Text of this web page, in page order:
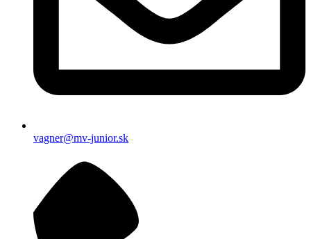
vagner@mv-junior.sk